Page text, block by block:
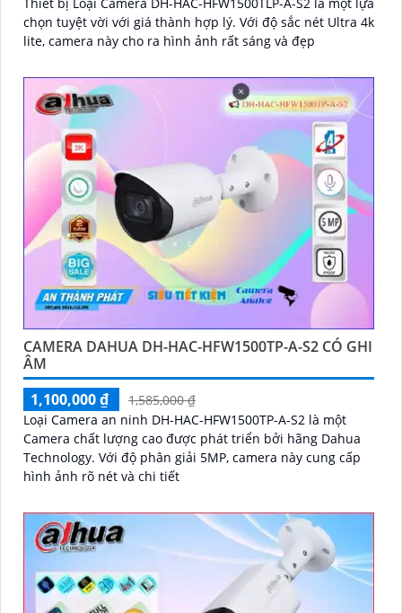
chọn tuyệt vời với giá thành hợp lý. Với độ sắc nét Ultra 4k
lite, camera này cho ra hình ảnh rất sáng và đẹp
CAMERA DAHUA DH-HAC-HFW1500TP-A-S2 CÓ GHI
ÂM
1,100,000 ₫
1,585,000 ₫
Loại Camera an ninh DH-HAC-HFW1500TP-A-S2 là một
Camera chất lượng cao được phát triển bởi hãng Dahua
Technology. Với độ phân giải 5MP, camera này cung cấp
hình ảnh rõ nét và chi tiết